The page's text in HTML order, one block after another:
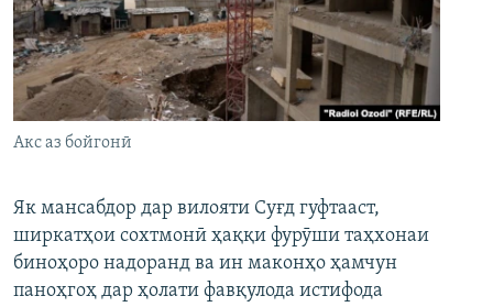
Акс аз бойгонӣ
Як мансабдор дар вилояти Суғд гуфтааст,
ширкатҳои сохтмонӣ ҳаққи фурӯши таҳхонаи
биноҳоро надоранд ва ин маконҳо ҳамчун
паноҳгоҳ дар ҳолати фавқулода истифода